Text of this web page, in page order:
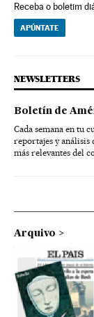
Receba o boletim
APÚNTATE
NEWSLETTERS
Boletín de
Cada semana en tu
reportajes y análisis
más relevantes del
Arquivo